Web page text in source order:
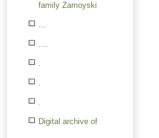
family Zamoyski
...
....
.
.
.
Digital archive of